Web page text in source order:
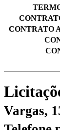
CONTRATO
Vargas,